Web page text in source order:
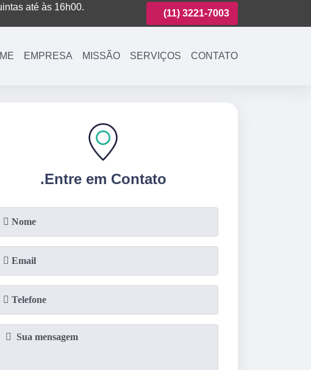
até às 16h00.
7003 (11)3208-0400 (11)3221-7003
EMPRESA MISSÃO SERVIÇOS CONTATO
.Entre em Contato